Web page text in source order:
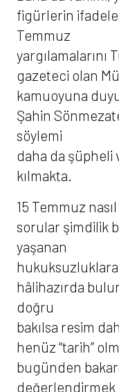
figürlerin
Temmuz
yargılamalarını
gazeteci olan
kamuoyuna
Şahin
söylemi
daha da şüpheli
kılmakta.
15 Temmuz
sorular şimdilik
yaşanan
hâlihazırda
doğru
bakılsa resim
henüz “tarih”
bugünden
değerlendirmek